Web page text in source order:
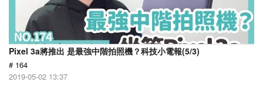
Pixel 3a將推出 是最強中階拍照機？科技小電報(5/3)
# 164
2019-05-02 13:37